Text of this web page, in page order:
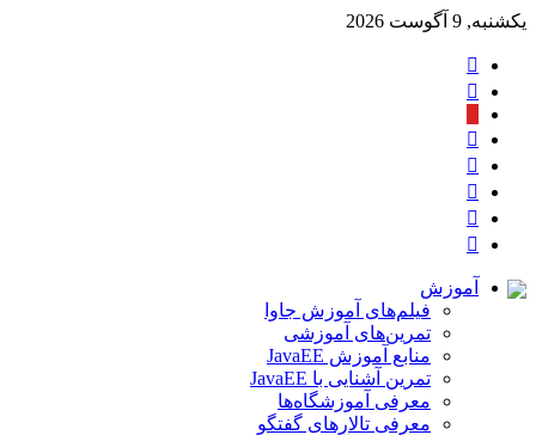
یکشنبه, 9 آگوست 2026
آموزش
فیلم‌های آموزش جاوا
تمرین‌های آموزشی
منابع آموزش JavaEE
تمرین آشنایی با JavaEE
معرفی آموزشگاه‌ها
معرفی تالارهای گفتگو